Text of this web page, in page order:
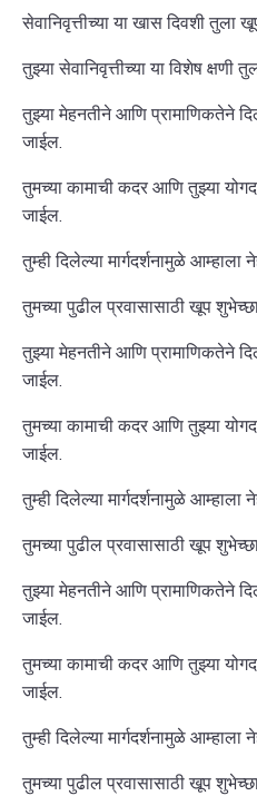
सेवानिवृत्तीच्या या खास दिवशी तुला
तुझ्या सेवानिवृत्तीच्या या विशेष क्षणी
तुझ्या मेहनतीने आणि प्रामाणिकतेने
जाईल.
तुमच्या कामाची कदर आणि तुझ्या
जाईल.
तुम्ही दिलेल्या मार्गदर्शनामुळे आम्हाला
तुमच्या पुढील प्रवासासाठी खूप
तुझ्या मेहनतीने आणि प्रामाणिकतेने
जाईल.
तुमच्या कामाची कदर आणि तुझ्या
जाईल.
तुम्ही दिलेल्या मार्गदर्शनामुळे आम्हाला
तुमच्या पुढील प्रवासासाठी खूप
तुझ्या मेहनतीने आणि प्रामाणिकतेने
जाईल.
तुमच्या कामाची कदर आणि तुझ्या
जाईल.
तुम्ही दिलेल्या मार्गदर्शनामुळे आम्हाला
तुमच्या पुढील प्रवासासाठी खूप